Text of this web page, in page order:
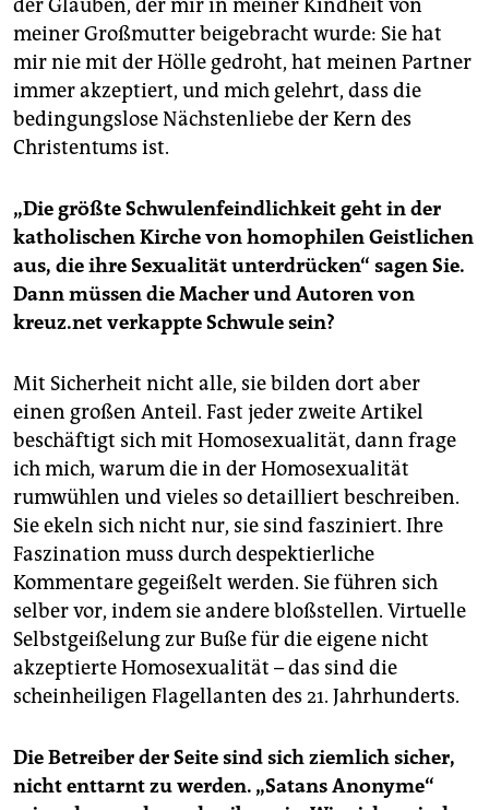
der Glauben, der mir in meiner Kindheit von
meiner Großmutter beigebracht wurde: Sie hat
mir nie mit der Hölle gedroht, hat meinen Partner
immer akzeptiert, und mich gelehrt, dass die
bedingungslose Nächstenliebe der Kern des
Christentums ist.
„Die größte Schwulenfeindlichkeit geht in der
katholischen Kirche von homophilen Geistlichen
aus, die ihre Sexualität unterdrücken“ sagen Sie.
Dann müssen die Macher und Autoren von
kreuz.net verkappte Schwule sein?
Mit Sicherheit nicht alle, sie bilden dort aber
einen großen Anteil. Fast jeder zweite Artikel
beschäftigt sich mit Homosexualität, dann frage
ich mich, warum die in der Homosexualität
rumwühlen und vieles so detailliert beschreiben.
Sie ekeln sich nicht nur, sie sind fasziniert. Ihre
Faszination muss durch despektierliche
Kommentare gegeißelt werden. Sie führen sich
selber vor, indem sie andere bloßstellen. Virtuelle
Selbstgeißelung zur Buße für die eigene nicht
akzeptierte Homosexualität – das sind die
scheinheiligen Flagellanten des 21. Jahrhunderts.
Die Betreiber der Seite sind sich ziemlich sicher,
nicht enttarnt zu werden. „Satans Anonyme“